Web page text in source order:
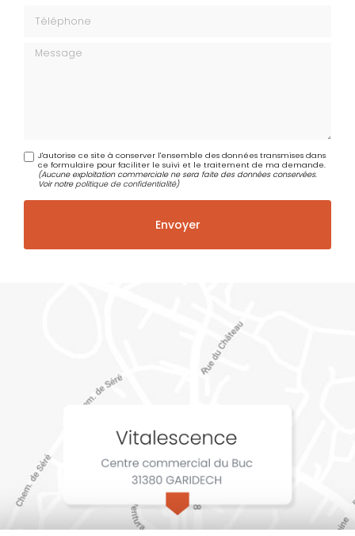
Message
J'autorise ce site à conserver l'ensemble des données transmises dans
ce formulaire pour faciliter le suivi et le traitement de ma demande.
(Aucune exploitation commerciale ne sera faite des données conservées.
Voir notrepolitique de confidentialité)